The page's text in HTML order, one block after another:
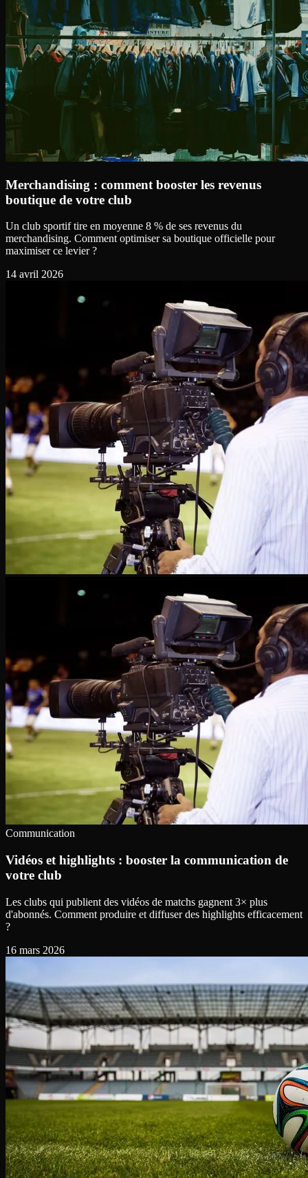
Merchandising : comment booster les revenus
boutique de votre club
Un club sportif tire en moyenne 8 % de ses revenus du
merchandising. Comment optimiser sa boutique officielle pour
maximiser ce levier ?
14 avril 2026
Communication
Vidéos et highlights : booster la communication de
votre club
Les clubs qui publient des vidéos de matchs gagnent 3× plus
d'abonnés. Comment produire et diffuser des highlights efficacement
?
16 mars 2026